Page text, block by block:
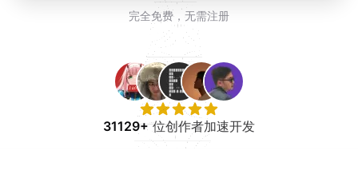
完全免费，无需注册
31129+位创作者加速开发